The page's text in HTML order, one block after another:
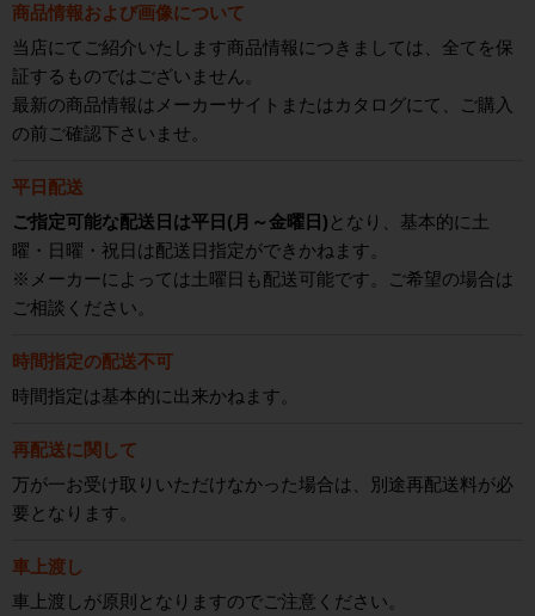
商品情報および画像について
当店にてご紹介いたします商品情報につきましては、全てを保
証するものではございません。
最新の商品情報はメーカーサイトまたはカタログにて、ご購入
の前ご確認下さいませ。
平日配送
ご指定可能な配送日は平日(月～金曜日) となり、基本的に土
曜・日曜・祝日は配送日指定ができかねます。
※メーカーによっては土曜日も配送可能です。ご希望の場合は
ご相談ください。
時間指定の配送不可
時間指定は基本的に出来かねます。
再配送に関して
万が一お受け取りいただけなかった場合は、別途再配送料が必
要となります。
車上渡し
車上渡しが原則となりますのでご注意ください。